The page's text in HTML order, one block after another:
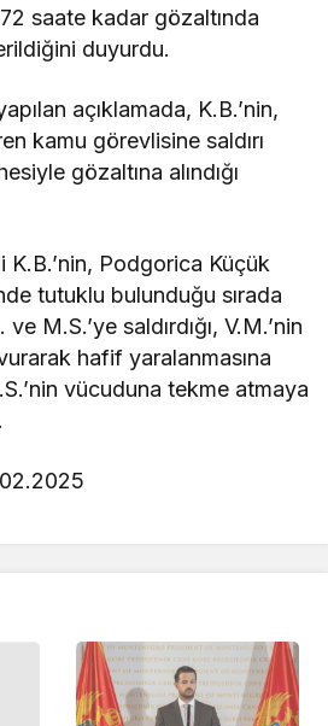
72 saate kadar gözaltında
duyurdu.
açıklamada, K.B.’nin,
kamu görevlisine saldırı
gözaltına alındığı
K.B.’nin, Podgorica Küçük
tutuklu bulunduğu sırada
M.S.’ye saldırdığı, V.M.’nin
hafif yaralanmasına
vücuduna tekme atmaya